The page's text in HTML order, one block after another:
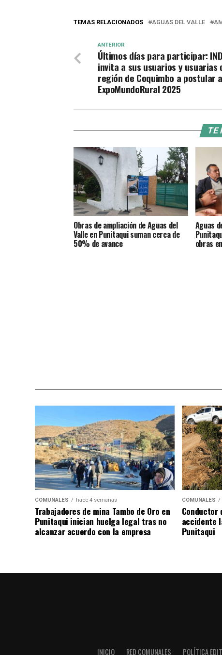
TEMAS RELACIONADOS AGUAS DEL VALLE
ANTERIOR
Últimos días para participar:
invita a sus usuarios y usuarias
región de Coquimbo a postular
ExpoMundoRural 2025
TE
Obras de ampliación de Aguas del
Valle en Punitaqui suman cerca de
50% de avance
Aguas
obras
COMUNALES hace 4 semanas
Trabajadores de mina Tambo de Oro en
Punitaqui inician huelga legal tras no
alcanzar acuerdo con la empresa
COMUNALES
accidente
Punitaqui
INICIO RED COMUNALES POLÍTICA